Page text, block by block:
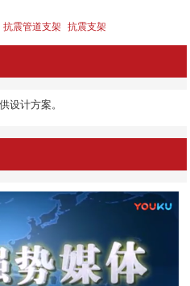
抗震管道支架 抗震支架
设计方案。